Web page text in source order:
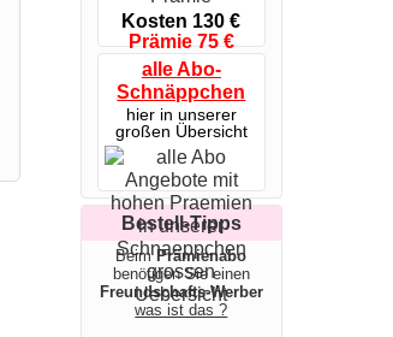
Kosten 130 €
Prämie 75 €
bis 17.08. 12 Uhr
alle Abo-
Schnäppchen
hier in unserer
großen Übersicht
Bestell-Tipps
Beim Prämienabo
benötigen Sie einen
Freundschafts-Werber
was ist das ?